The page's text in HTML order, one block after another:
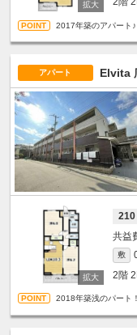
2017年築のアパート♪
アパート Elvita
210
敷
2階
2018年築浅のパート！